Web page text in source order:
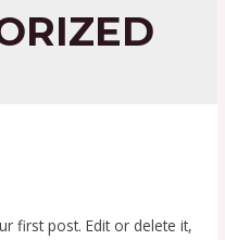
first post. Edit or delete it,